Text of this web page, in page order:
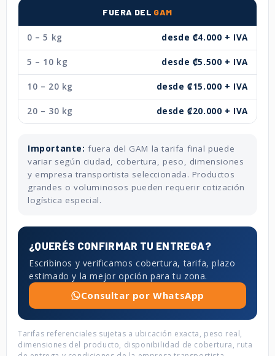
FUERA DEL GAM
0 – 5 kg desde ₡4.000 + IVA
5 – 10 kg desde ₡5.500 + IVA
10 – 20 kg desde ₡15.000 + IVA
20 – 30 kg desde ₡20.000 + IVA
Importante: fuera del GAM la tarifa final puede
variar según ciudad, cobertura, peso, dimensiones
y empresa transportista seleccionada. Productos
grandes o voluminosos pueden requerir cotización
logística especial.
¿QUERÉS CONFIRMAR TU ENTREGA?
Escribinos y verificamos cobertura, tarifa, plazo
estimado y la mejor opción para tu zona.
Consultar por WhatsApp
Tarifas referenciales sujetas a ubicación exacta, peso real,
dimensiones del producto, disponibilidad de cobertura, ruta